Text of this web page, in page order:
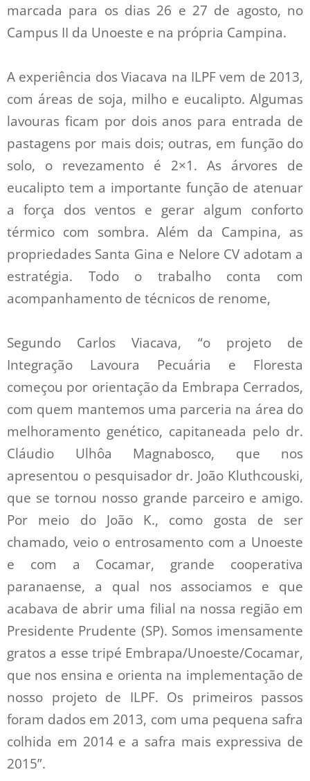
marcada para os dias 26 e 27 de agosto, no
Campus II da Unoeste e na própria Campina.
A experiência dos Viacava na ILPF vem de 2013,
com áreas de soja, milho e eucalipto. Algumas
lavouras ficam por dois anos para entrada de
pastagens por mais dois; outras, em função do
solo, o revezamento é 2×1. As árvores de
eucalipto tem a importante função de atenuar
a força dos ventos e gerar algum conforto
térmico com sombra. Além da Campina, as
propriedades Santa Gina e Nelore CV adotam a
estratégia. Todo o trabalho conta com
acompanhamento de técnicos de renome,
Segundo Carlos Viacava, “o projeto de
Integração Lavoura Pecuária e Floresta
começou por orientação da Embrapa Cerrados,
com quem mantemos uma parceria na área do
melhoramento genético, capitaneada pelo dr.
Cláudio Ulhôa Magnabosco, que nos
apresentou o pesquisador dr. João Kluthcouski,
que se tornou nosso grande parceiro e amigo.
Por meio do João K., como gosta de ser
chamado, veio o entrosamento com a Unoeste
e com a Cocamar, grande cooperativa
paranaense, a qual nos associamos e que
acabava de abrir uma filial na nossa região em
Presidente Prudente (SP). Somos imensamente
gratos a esse tripé Embrapa/Unoeste/Cocamar,
que nos ensina e orienta na implementação de
nosso projeto de ILPF. Os primeiros passos
foram dados em 2013, com uma pequena safra
colhida em 2014 e a safra mais expressiva de
2015”.